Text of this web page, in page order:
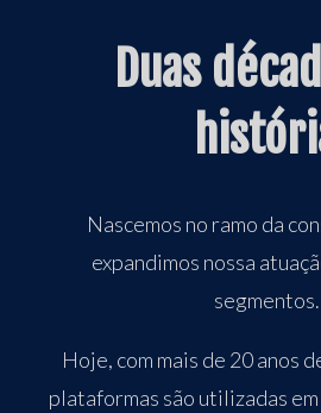
Duas
Nascemos no ramo da
expandimos nossa
segmentos.
Hoje, com mais de 20 anos
plataformas são utilizadas